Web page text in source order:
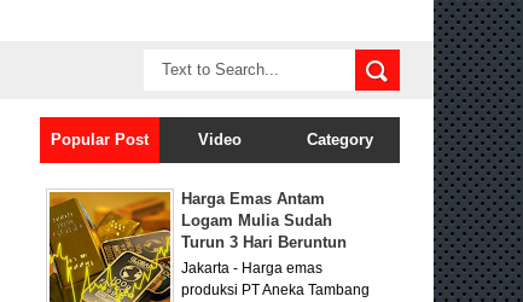
Popular Post Video Category
Harga Emas Antam
Logam Mulia Sudah
Turun 3 Hari Beruntun
Jakarta - Harga emas
produksi PT Aneka Tambang